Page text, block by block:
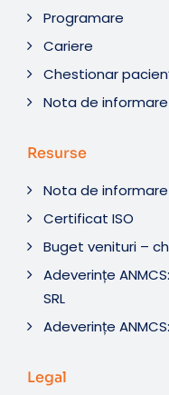
Programare
Cariere
Chestionar
Nota de
Resurse
Nota de
Certificat ISO
Buget venituri –
Adeverințe
SRL
Adeverințe
Legal